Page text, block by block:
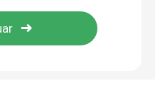
envío de Bluetooth